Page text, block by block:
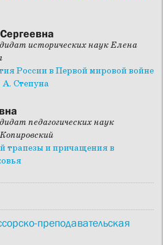
исторических наук Елена
России в Первой мировой войне
Степуна
педагогических наук
трапезы и причащения в
преподавательская